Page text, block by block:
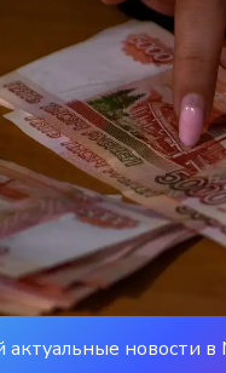
актуальные новости в